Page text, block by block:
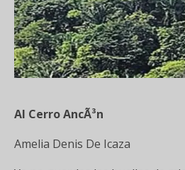
Al Cerro AncÃ³n
Amelia Denis De Icaza